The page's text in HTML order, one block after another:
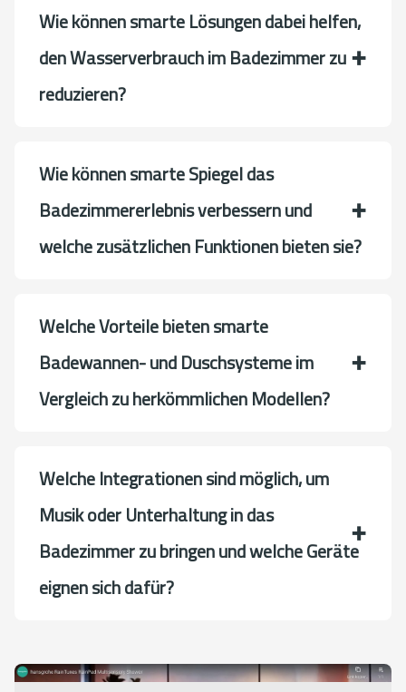
Wie können smarte Lösungen dabei helfen,
den Wasserverbrauch im Badezimmer zu
reduzieren?
Wie können smarte Spiegel das
Badezimmererlebnis verbessern und
welche zusätzlichen Funktionen bieten sie?
Welche Vorteile bieten smarte
Badewannen- und Duschsysteme im
Vergleich zu herkömmlichen Modellen?
Welche Integrationen sind möglich, um
Musik oder Unterhaltung in das
Badezimmer zu bringen und welche Geräte
eignen sich dafür?